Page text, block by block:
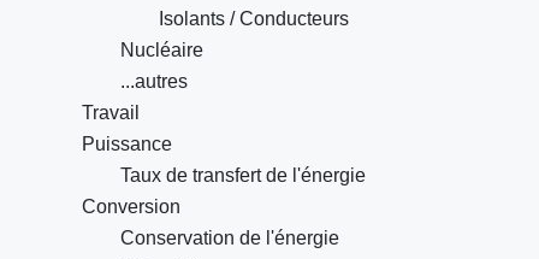
Isolants / Conducteurs
Nucléaire
...autres
Travail
Puissance
Taux de transfert de l'énergie
Conversion
Conservation de l'énergie